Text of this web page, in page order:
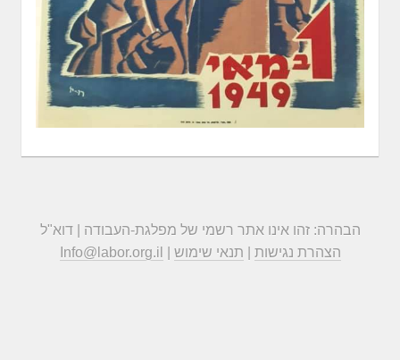
הבהרה: זהו אינו אתר רשמי של מפלגת-העבודה | דוא"ל
Info@labor.org.il
הצהרת נגישות תנאי שימוש